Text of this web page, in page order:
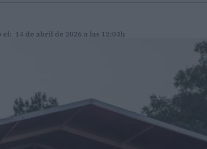
14 de abril de 2026 a las 12:03h